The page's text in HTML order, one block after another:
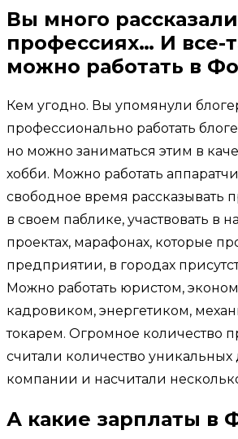
Вы много
профессиях… И все-
можно работать в
Кем угодно. Вы упомянули
профессионально работать
но можно заниматься этим в
хобби. Можно работать
свободное время рассказывать
в своем паблике, участвовать в
проектах, марафонах, которые
предприятии, в городах
Можно работать юристом,
кадровиком, энергетиком,
токарем. Огромное количество
считали количество
компании и насчитали
А какие зарплаты в